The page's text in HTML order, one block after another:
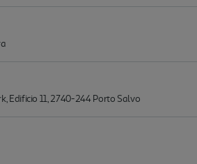
Edificio 11, 2740-244 Porto Salvo